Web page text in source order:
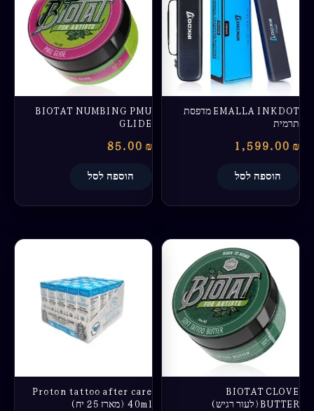
EMALLA INKDOT מדפסת
תרמית
1,599.00 ₪
הוספה לסל
BIOTAT NUMBING PMU
GLIDE
85.00 ₪
הוספה לסל
BIOTAT CLOVE
BUTTER(לעור רגיש)
טווח
עד
זה
יש
מספר
סוגים.
ניתן
לבחור
את
Proton tattoo after care
40ml (מארז 25 יח)